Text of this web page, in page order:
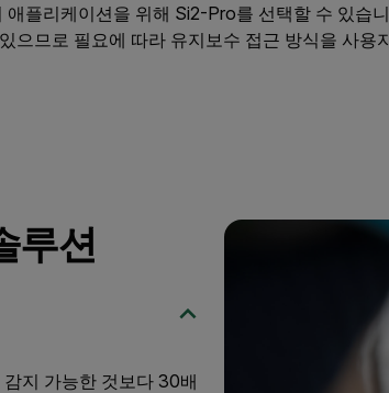
애플리케이션을 위해 Si2-Pro를 선택할 수 있습
으므로 필요에 따라 유지보수 접근 방식을 사용
루션
지 가능한 것보다 30배